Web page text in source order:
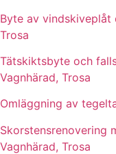
Byte av
Trosa
Tätskiktsbyte och
Vagnhärad, Trosa
Omläggning av
Skorstensrenovering
Vagnhärad, Trosa